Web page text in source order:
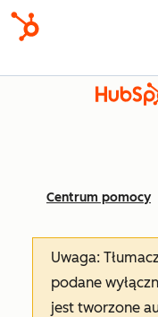
Centrum pomocy
Uwaga:
podane
jest tworzone